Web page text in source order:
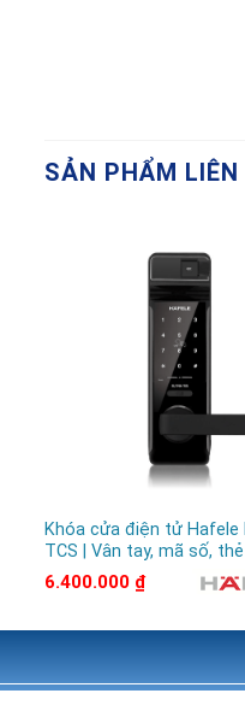
SẢN PHẨM LIÊN
Khóa cửa điện tử Hafele
TCS | Vân tay, mã số,
6.400.000 ₫